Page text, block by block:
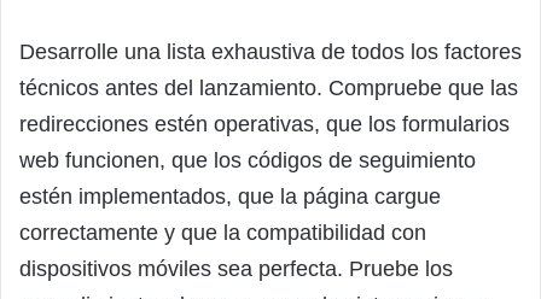
Desarrolle una lista exhaustiva de todos los factores
técnicos antes del lanzamiento. Compruebe que las
redirecciones estén operativas, que los formularios
web funcionen, que los códigos de seguimiento
estén implementados, que la página cargue
correctamente y que la compatibilidad con
dispositivos móviles sea perfecta. Pruebe los